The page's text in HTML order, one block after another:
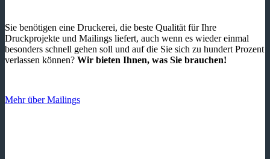
Sie benötigen eine Druckerei, die beste ­Qualität für Ihre
Druckprojekte und Mailings liefert, auch wenn es wieder einmal
besonders schnell gehen soll und auf die Sie sich zu hundert Prozent
verlassen können? Wir bieten Ihnen, was Sie brauchen!
Mehr über Mailings